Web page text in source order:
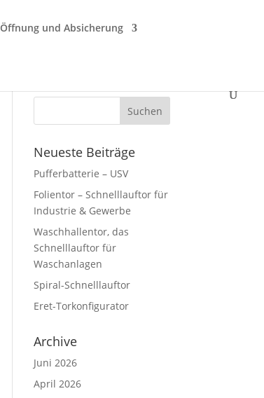
Öffnung und Absicherung
Neueste Beiträge
Pufferbatterie – USV
Folientor – Schnelllauftor für
Industrie & Gewerbe
Waschhallentor, das
Schnelllauftor für
Waschanlagen
Spiral-Schnelllauftor
Eret-Torkonfigurator
Archive
Juni 2026
April 2026